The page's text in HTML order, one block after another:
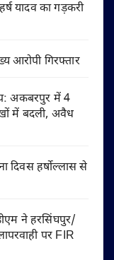
यादव का गड़करी
आरोपी गिरफ्तार
अकबरपुर में 4
में बदली, अवैध
दिवस हर्षोल्लास से
ने हरसिंघपुर/
पर FIR